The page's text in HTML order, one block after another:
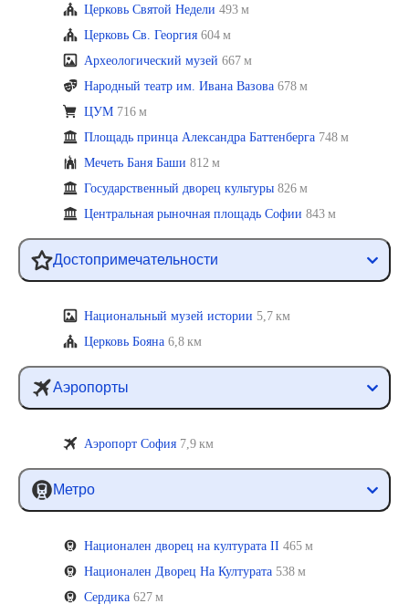
Церковь Святой Недели 493 м
Церковь Св. Георгия 604 м
Археологический музей 667 м
Народный театр им. Ивана Вазова 678 м
ЦУМ 716 м
Площадь принца Александра Баттенберга 748 м
Мечеть Баня Баши 812 м
Государственный дворец культуры 826 м
Центральная рыночная площадь Софии 843 м
Достопримечательности
Национальный музей истории 5,7 км
Церковь Бояна 6,8 км
Аэропорты
Аэропорт София 7,9 км
Метро
Национален дворец на културата II 465 м
Национален Дворец На Културата 538 м
Сердика 627 м